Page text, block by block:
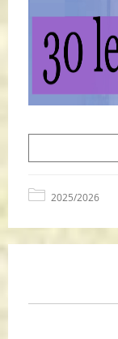
2025/2026